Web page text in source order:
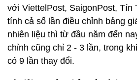
với ViettelPost, SaigonPost, Tín
tính cả số lần điều chỉnh bảng
nhiên liệu thì từ đầu năm đến
chỉnh cũng chỉ 2 - 3 lần, trong
có 9 lần thay đổi.